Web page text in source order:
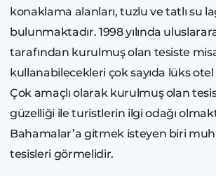
konaklama alanları, tuzlu ve tatlı su
bulunmaktadır. 1998 yılında
tarafından kurulmuş olan tesiste
kullanabilecekleri çok sayıda lüks
Çok amaçlı olarak kurulmuş olan
güzelliği ile turistlerin ilgi odağı
Bahamalar’a gitmek isteyen biri
tesisleri görmelidir.